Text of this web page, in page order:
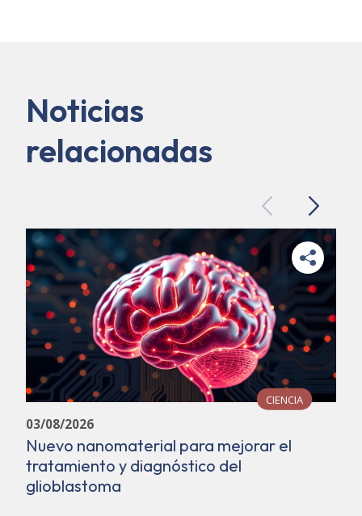
Noticias
relacionadas
PreviousNext
CIENCIA
03/08/2026
Nuevo nanomaterial para mejorar el
tratamiento y diagnóstico del
glioblastoma